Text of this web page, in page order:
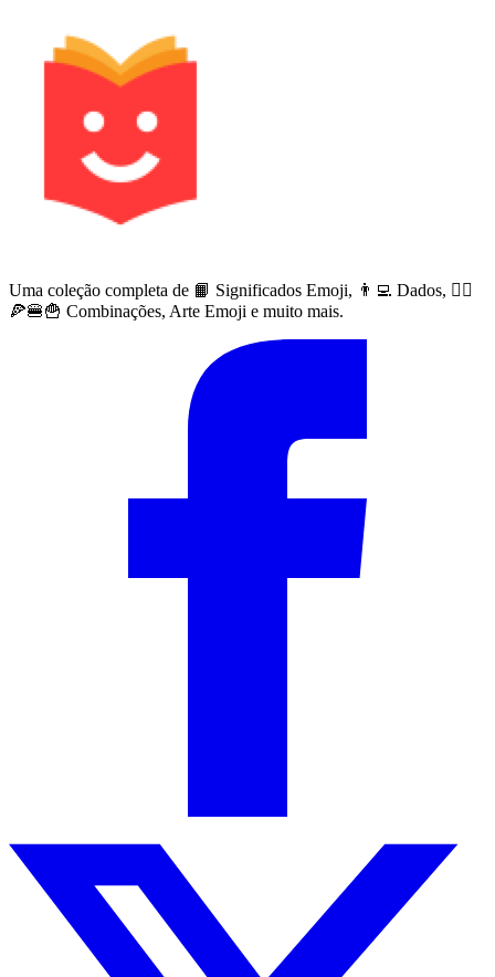
Uma coleção completa de 📙 Significados Emoji, 👨‍💻 Dados, 🙅‍♀️
🍕🍔🍟 Combinações, Arte Emoji e muito mais.